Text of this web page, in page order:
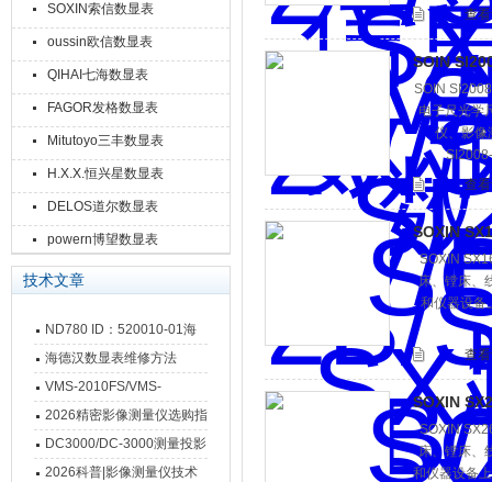
SOXIN索信数显表
oussin欧信数显表
QIHAI七海数显表
FAGOR发格数显表
Mitutoyo三丰数显表
H.X.X.恒兴星数显表
DELOS道尔数显表
powern博望数显表
技术文章
ND780 ID：520010-01海
德汉数显表故障维修内容
海德汉数显表维修方法
VMS-2010FS/VMS-
3020FS/VMS-4030FS手动
影像测量仪技术参数
2026精密影像测量仪选购指
南 靠谱品牌一站式选型推荐
DC3000/DC-3000测量投影
仪万濠数据处理器数显表故
2026科普|影像测量仪技术
查
SOIN
SOIN
电子尺光学
仪、影像
查
SOXIN
SOXIN
床、镗床、
和仪器设备
查
SOXIN
SOXIN
床、镗床、
和仪器设备